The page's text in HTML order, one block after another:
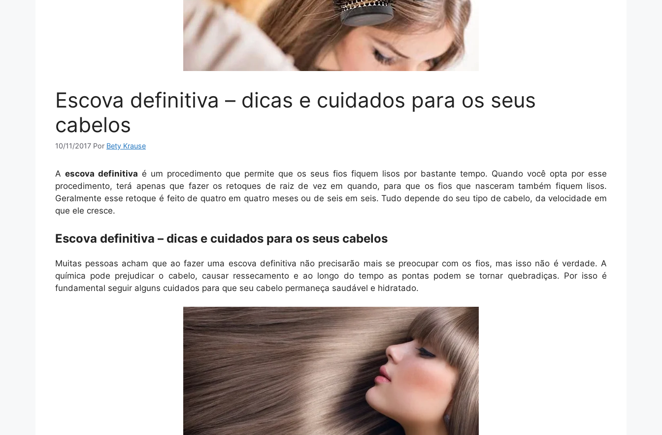
Escova definitiva – dicas e cuidados para os seus
cabelos
10/11/2017 Por Bety Krause
A escova definitiva é um procedimento que permite que os seus fios fiquem lisos por bastante tempo. Quando você opta por esse
procedimento, terá apenas que fazer os retoques de raiz de vez em quando, para que os fios que nasceram também fiquem lisos.
Geralmente esse retoque é feito de quatro em quatro meses ou de seis em seis. Tudo depende do seu tipo de cabelo, da velocidade em
que ele cresce.
Escova definitiva – dicas e cuidados para os seus cabelos
Muitas pessoas acham que ao fazer uma escova definitiva não precisarão mais se preocupar com os fios, mas isso não é verdade. A
química pode prejudicar o cabelo, causar ressecamento e ao longo do tempo as pontas podem se tornar quebradiças. Por isso é
fundamental seguir alguns cuidados para que seu cabelo permaneça saudável e hidratado.